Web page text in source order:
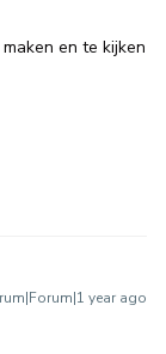
en te kijken
year ago